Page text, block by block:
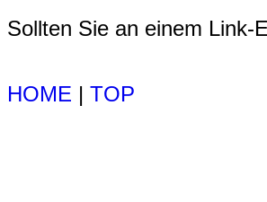
Sollten Sie an einem Link-
HOME | TOP